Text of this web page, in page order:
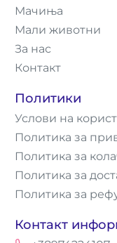
Мачиња
Мали животни
За нас
Контакт
Политики
Услови на
Политика за
Политика за
Политика за
Политика за
Контакт